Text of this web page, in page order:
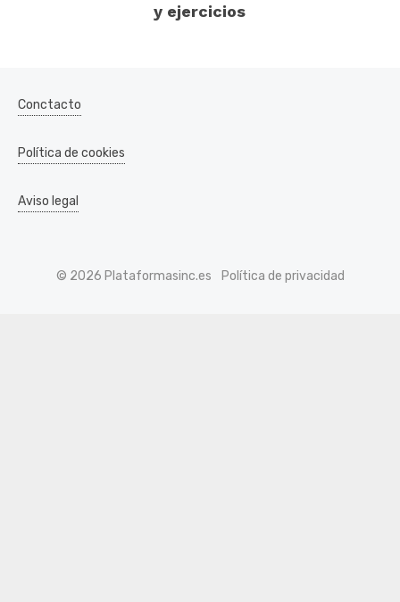
y ejercicios
Conctacto
Política de cookies
Aviso legal
© 2026 Plataformasinc.es Política de privacidad